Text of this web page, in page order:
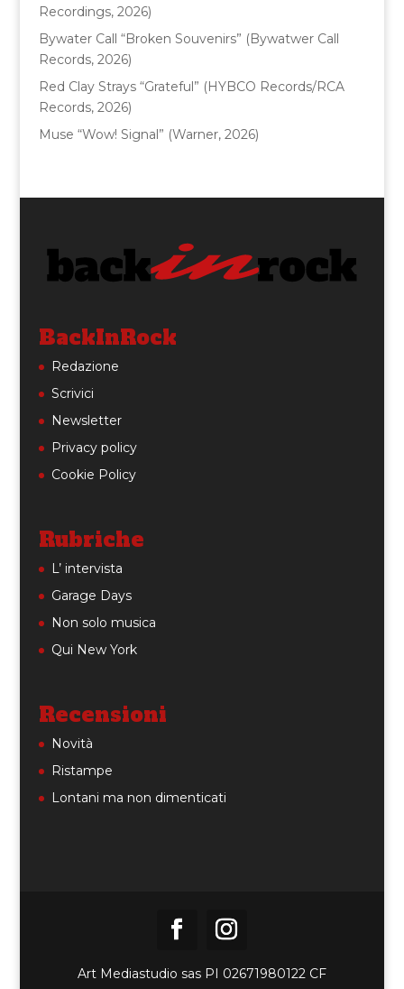
Recordings, 2026)
Bywater Call “Broken Souvenirs” (Bywatwer Call
Records, 2026)
Red Clay Strays “Grateful” (HYBCO Records/RCA
Records, 2026)
Muse “Wow! Signal” (Warner, 2026)
BackInRock
Redazione
Scrivici
Newsletter
Privacy policy
Cookie Policy
Rubriche
L’ intervista
Garage Days
Non solo musica
Qui New York
Recensioni
Novità
Ristampe
Lontani ma non dimenticati
Art Mediastudio sas PI 02671980122 CF